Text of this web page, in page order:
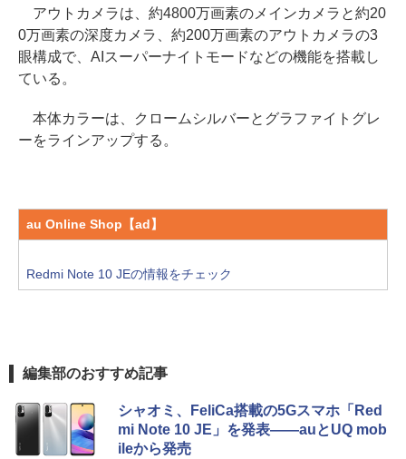
アウトカメラは、約4800万画素のメインカメラと約20
0万画素の深度カメラ、約200万画素のアウトカメラの3
眼構成で、AIスーパーナイトモードなどの機能を搭載し
ている。
本体カラーは、クロームシルバーとグラファイトグレ
ーをラインアップする。
au Online Shop【ad】
Redmi Note 10 JEの情報をチェック
編集部のおすすめ記事
シャオミ、FeliCa搭載の5Gスマホ「Red
mi Note 10 JE」を発表――auとUQ mob
ileから発売